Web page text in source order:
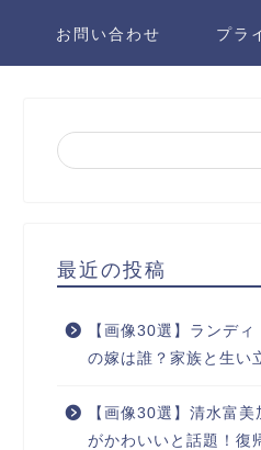
お問い合わせ プラ
最近の投稿
【画像30選】ランデ
の嫁は誰？家族と生い
【画像30選】清水富
がかわいいと話題！復